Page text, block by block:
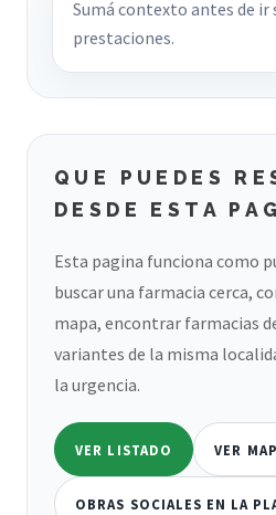
Sumá contexto antes de ir
prestaciones.
QUE PUEDES
DESDE ESTA
Esta pagina funciona como
buscar una farmacia cerca,
mapa, encontrar farmacias
variantes de la misma
la urgencia.
VER LISTADO VER
OBRAS SOCIALES EN LA